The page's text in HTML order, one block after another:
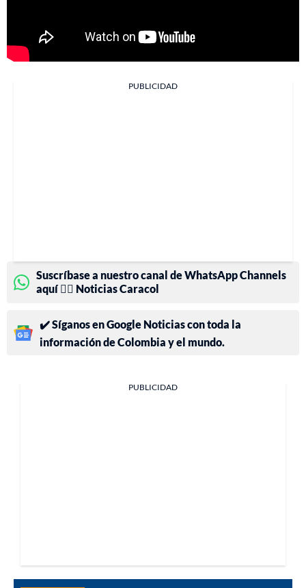
PUBLICIDAD
Suscríbase a nuestro canal de WhatsApp Channels
aquí 👉🏻 Noticias Caracol
✔️ Síganos en Google Noticias con toda la
información de Colombia y el mundo.
PUBLICIDAD